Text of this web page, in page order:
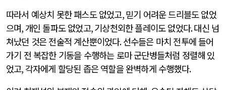
따라서 예상치 못한 패스도 없었고,믿기 어려운 드리블도 없었
으며, 개인 돌파도 없었고,기상천외한 플레이도 없었다.대신 넘
쳐났던 것은 전술적 계산뿐이었다.선수들은 마치 전투에 들어
가기 전 복잡한 기동을 수행하는 로마 군단병들처럼 정렬해 있
었고, 각자에게 할당된 좁은 역할을 완벽하게 수행했다.